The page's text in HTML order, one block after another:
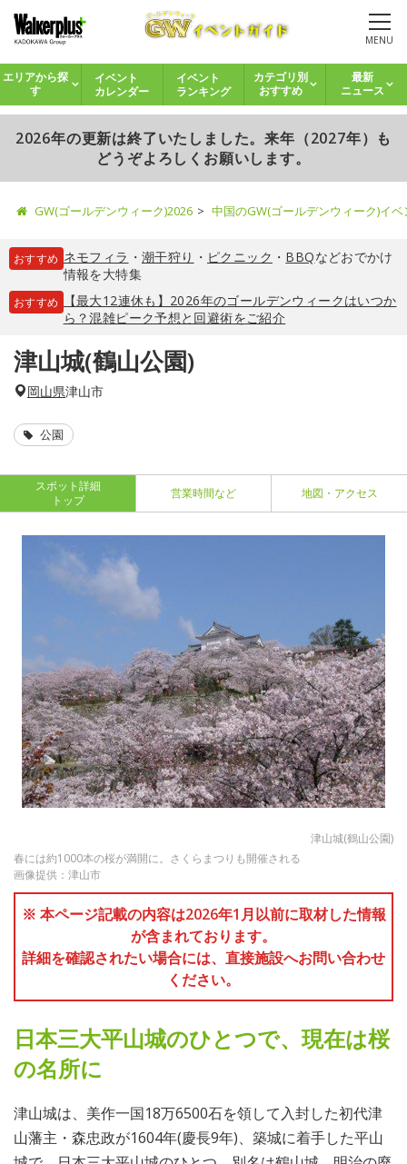
MENU
エリアから探
す
イベント
カレンダー
イベント
ランキング
カテゴリ別
おすすめ
最新
ニュース
2026年の更新は終了いたしました。来年（2027年）も
どうぞよろしくお願いします。
GW(ゴールデンウィーク)2026 中国のGW(ゴールデンウィーク)イ
おすすめ ネモフィラ ・ 潮干狩り ・ ピクニック ・ BBQなどおでかけ
情報を大特集
おすすめ
【最大12連休も】2026年のゴールデンウィークはいつか
ら？混雑ピーク予想と回避術をご紹介
津山城(鶴山公園)
岡山県津山市
公園
スポット詳細
トップ
営業時間など 地図・アクセス
津山城(鶴山公園)
春には約1000本の桜が満開に。さくらまつりも開催される
画像提供：津山市
※ 本ページ記載の内容は2026年1月以前に取材した情報
が含まれております。
詳細を確認されたい場合には、直接施設へお問い合わせ
ください。
日本三大平山城のひとつで、現在は桜
の名所に
津山城は、美作一国18万6500石を領して入封した初代津
山藩主・森忠政が1604年(慶長9年)、築城に着手した平山